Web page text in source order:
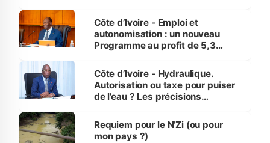
et Yamoussoukro
Côte d’Ivoire - Emploi et
autonomisation : un nouveau
Programme au profit de 5,3
Côte d’Ivoire - Hydraulique.
Autorisation ou taxe pour puiser
de l’eau ? Les précisions
Requiem pour le N’Zi (ou pour
mon pays ?)